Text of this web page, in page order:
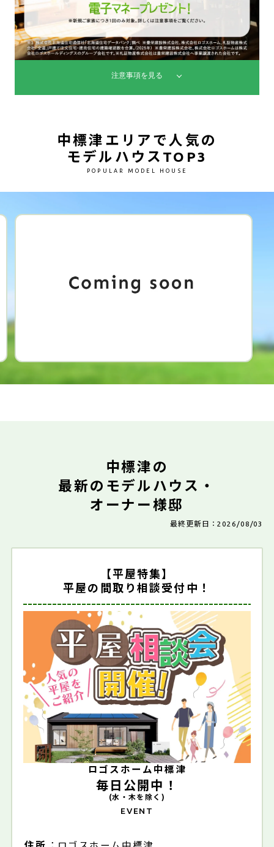
注意事項を見る
中標津エリアで人気の
モデルハウスTOP3
POPULAR MODEL HOUSE
中標津の
最新のモデルハウス・
オーナー様邸
最終更新日：2026/08/03
【平屋特集】
平屋の間取り相談受付中！
ロゴスホーム中標津
毎日公開中！
(水・木を除く)
EVENT